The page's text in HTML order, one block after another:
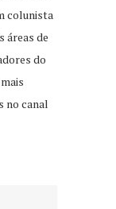
colunista
áreas de
do
no canal